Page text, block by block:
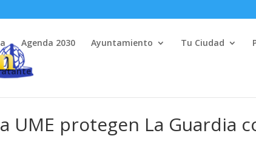
Agenda 2030 Ayuntamiento Tu Ciudad
UME protegen La Guardia